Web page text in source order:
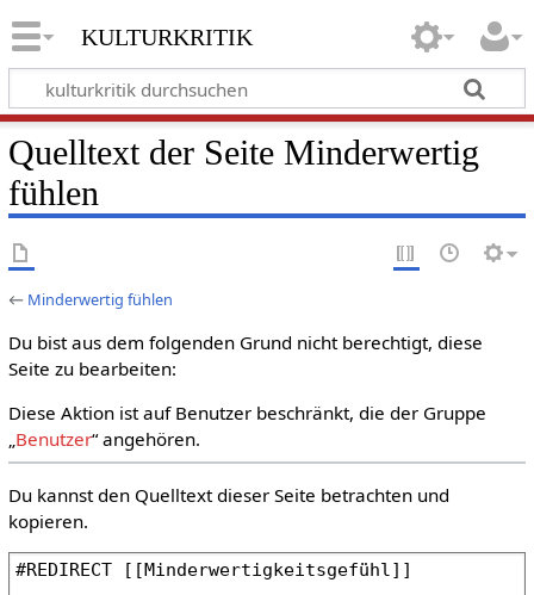
kulturkritik
Quelltext der Seite Minderwertig
fühlen
← Minderwertig fühlen
Du bist aus dem folgenden Grund nicht berechtigt, diese
Seite zu bearbeiten:
Diese Aktion ist auf Benutzer beschränkt, die der Gruppe
„Benutzer“ angehören.
Du kannst den Quelltext dieser Seite betrachten und
kopieren.